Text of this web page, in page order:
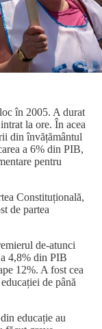
în 2005. A durat
la ore. În acea
din învățământul
a 6% din PIB,
pentru
Constituțională,
de partea
de-atunci
4,8% din PIB
12%. A fost cea
de până
educație au